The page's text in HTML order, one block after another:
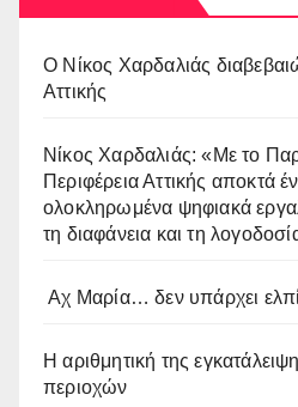
O Νίκος Χαρδαλιάς
Αττικής
Νίκος Χαρδαλιάς: «Με το
Περιφέρεια Αττικής αποκτά
ολοκληρωμένα ψηφιακά
τη διαφάνεια και τη
Αχ Μαρία… δεν υπάρχει
Η αριθμητική της
περιοχών